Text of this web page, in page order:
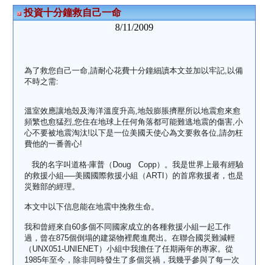
投資十分鐘救自己一命
8/11/2009
為了救您自己一命,請耐心花費十分鐘細讀本文並加以牢記,以備
不時之需:
溫室效應讓地殼及海洋溫度升高,地殼膨脹擠壓所以地震愈來愈
頻繁也愈猛烈,您住在地球上任何角落都可能難逃地震的傷害,小
心不要被地震淘汰!以下是一位美國天使心為文要救各位,請勿枉
費他的一番善心!
我的名字叫道格‧庫普（Doug Copp）。我是世界上最有經驗
的救援小組──美國國際救援小組（ARTI）的首席救援者，也是
災難部的經理。
本文中以下信息能在地震中挽救生命。
我和曾經來自60多個不同國家成立的各種救援小組一起工作
過，曾在875個倒塌的建築物裡爬進爬出。在聯合國災難減輕
（UNX051-UNIENET）小組中我擔任了任期兩年的專家。從
1985年至今，除非同時發生了多個災禍，我幾乎參與了每一次